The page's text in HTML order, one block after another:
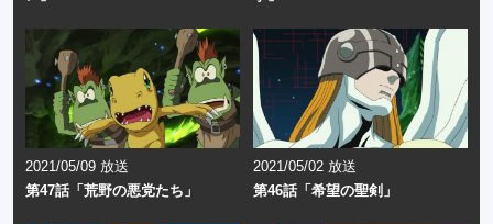
2021/05/09 放送
第47話「荒野の悪党たち」
2021/05/02 放送
第46話「希望の聖剣」